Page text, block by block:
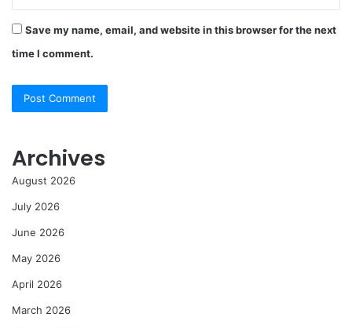
Save my name, email, and website in this browser for the next
time I comment.
Archives
August 2026
July 2026
June 2026
May 2026
April 2026
March 2026